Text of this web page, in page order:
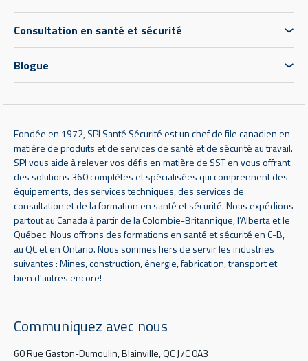
Consultation en santé et sécurité
Blogue
Fondée en 1972, SPI Santé Sécurité est un chef de file canadien en
matière de produits et de services de santé et de sécurité au travail.
SPI vous aide à relever vos défis en matière de SST en vous offrant
des solutions 360 complètes et spécialisées qui comprennent des
équipements, des services techniques, des services de
consultation et de la formation en santé et sécurité. Nous expédions
partout au Canada à partir de la Colombie-Britannique, l’Alberta et le
Québec. Nous offrons des formations en santé et sécurité en C-B,
au QC et en Ontario. Nous sommes fiers de servir les industries
suivantes : Mines, construction, énergie, fabrication, transport et
bien d'autres encore!
Communiquez avec nous
60 Rue Gaston-Dumoulin, Blainville, QC J7C 0A3